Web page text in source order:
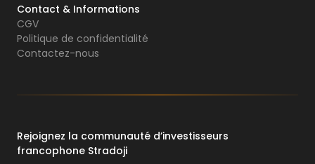
Contact & Informations
CGV
Politique de confidentialité
Contactez-nous
Rejoignez la communauté d’investisseurs
francophone Stradoji